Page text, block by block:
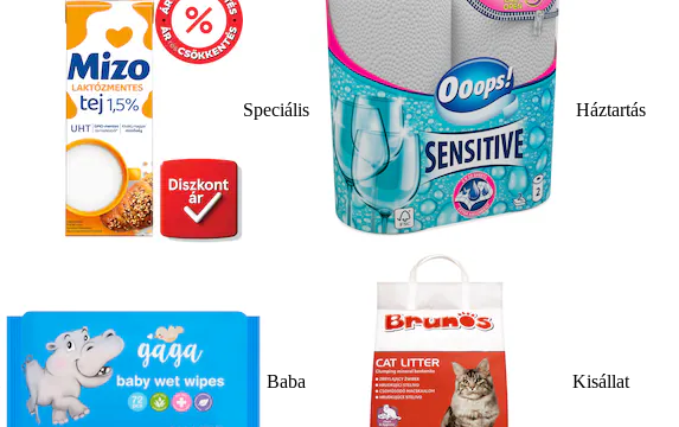
Speciális Háztartás
Baba Kisállat